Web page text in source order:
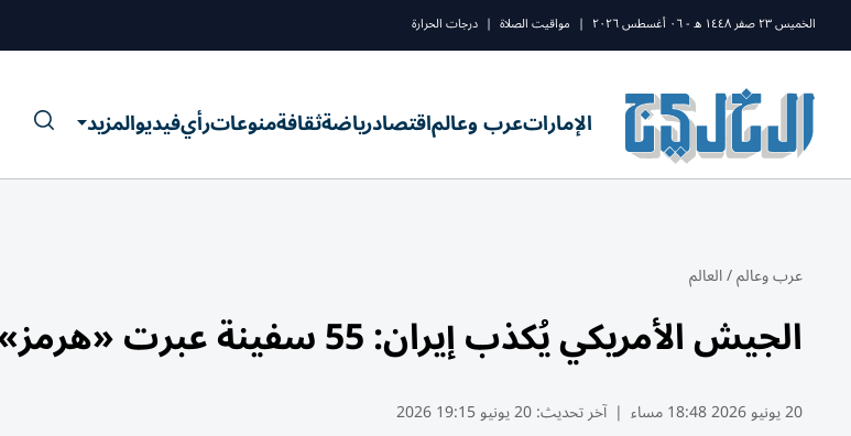
الخميس ٢٣ صفر ١٤٤٨ ه - ٠٦ أغسطس ٢٠٢٦ | مواقيت الصلاة | درجات الحرارة
الإماراتعرب وعالماقتصادرياضةثقافةمنوعاترأيفيديوالمزيد
عرب وعالم/العالم
الجيش الأمريكي يُكذب إيران: 55 سفينة عبرت «هرمز» اليوم
20 يونيو 2026 18:48 مساء | آخر تحديث:20 يونيو 19:15 2026